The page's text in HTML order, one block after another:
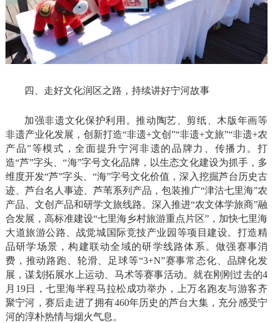
四、走好文化润区之路，持续讲好宁河故事
加强非遗文化保护利用。推动陶艺、剪纸、木版年画等
非遗产业化发展，创新打造“非遗+文创”“非遗+文旅”“非遗+农
产品”等模式，全面提升宁河非遗的品牌力、传播力。打
造“芦”字头、“海”字号文化品牌，以生态文化建设为抓手，多
维度开发“芦”字头、“海”字号文化价值，深入挖掘芦台历史古
迹、芦台名人事迹、芦苇系列产品，包装推广“津沽七里海”农
产品、文创产品和研学文旅线路。深入推进“农文体学旅商”融
合发展，高标准建设“七里海乡村旅游重点片区”，加快七里海
大道旅游公路、战觉城国际竞技产业园等项目建设。打造精
品研学场景，构建联动全域的研学线路体系。做强赛事消
费，推动路跑、轮滑、足球等“3+N”赛事常态化、品牌化发
展，谋划拓展水上运动、马术等赛事活动。就在刚刚过去的4
月19日，七里海半程马拉松成功举办，上万名跑友与游客齐
聚宁河，赛后走进了拥有460年历史的芦台大集，充分感受宁
河的淳朴热情与烟火气息。